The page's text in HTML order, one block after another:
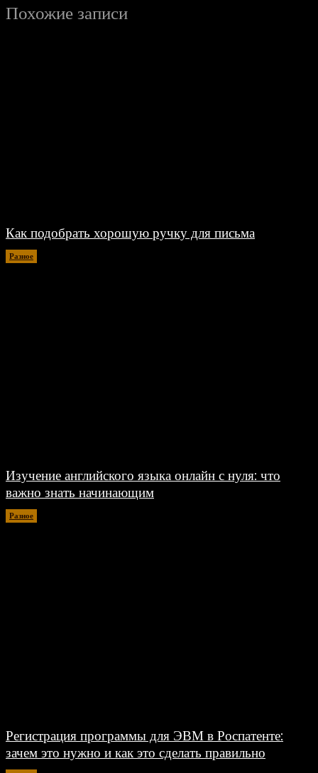
Похожие записи
Как подобрать хорошую ручку для письма
Разное
Изучение английского языка онлайн с нуля: что
важно знать начинающим
Разное
Регистрация программы для ЭВМ в Роспатенте:
зачем это нужно и как это сделать правильно